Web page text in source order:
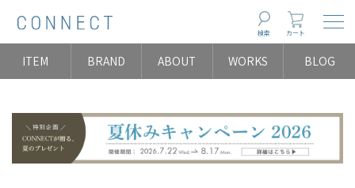
検索 カート
ITEM BRAND ABOUT WORKS BLOG